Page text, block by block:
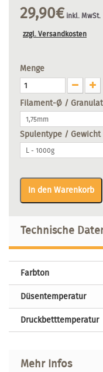
29,90€ inkl. MwSt.
zzgl. Versandkosten
Menge
Filament-Ø / Granulat
1,75mm
Spulentype / Gewicht
L - 1000g
In den Warenkorb
Technische
Farbton
Düsentemperatur
Druckbetttemperatur
Mehr Infos